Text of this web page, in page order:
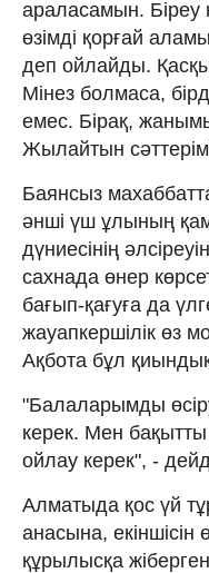
араласамын. Біреу
өзімді қорғай
деп ойлайды.
Мінез болмаса,
емес. Бірақ,
Жылайтын
Баянсыз
әнші үш ұлының
дүниесінің
сахнада өнер
бағып-қағуға да
жауапкершілік өз
Ақбота бұл
"Балаларымды
керек. Мен
ойлау керек", -
Алматыда қос үй
анасына, екіншісін
құрылысқа